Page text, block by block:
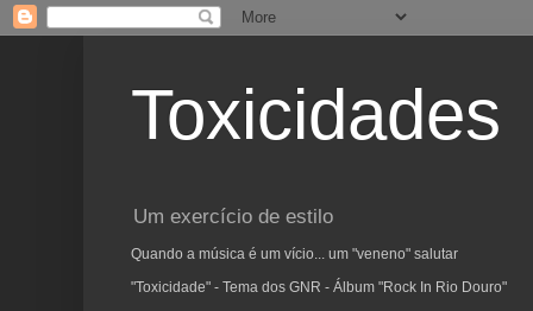
Toxicidades
Um exercício de estilo
Quando a música é um vício... um "veneno" salutar
"Toxicidade" - Tema dos GNR - Álbum "Rock In Rio Douro"